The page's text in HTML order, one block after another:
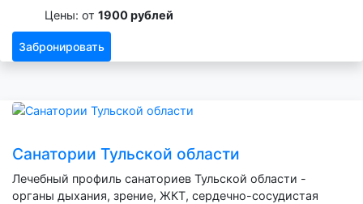
Цены: от 1900 рублей
Забронировать
Санатории Тульской области
Лечебный профиль санаториев Тульской области -
органы дыхания, зрение, ЖКТ, сердечно-сосудистая